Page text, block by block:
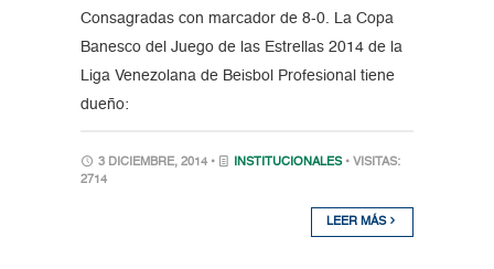
Consagradas con marcador de 8-0. La Copa
Banesco del Juego de las Estrellas 2014 de la
Liga Venezolana de Beisbol Profesional tiene
dueño:
3 DICIEMBRE, 2014 • INSTITUCIONALES • VISITAS:
2714
LEER MÁS